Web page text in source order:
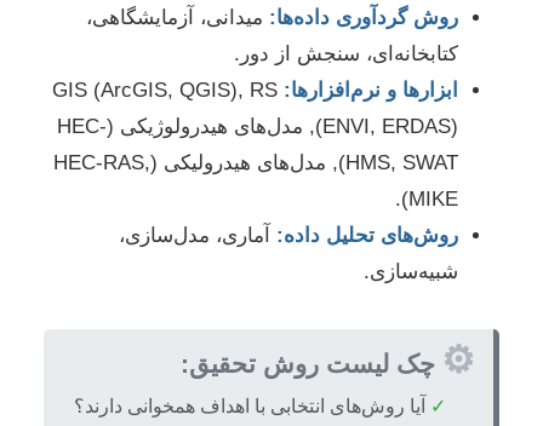
روش گردآوری داده‌ها: میدانی، آزمایشگاهی،
کتابخانه‌ای، سنجش از دور.
ابزارها و نرم‌افزارها: GIS (ArcGIS, QGIS), RS
(ENVI, ERDAS), مدل‌های هیدرولوژیکی (HEC-
HMS, SWAT), مدل‌های هیدرولیکی (HEC-RAS,
MIKE).
روش‌های تحلیل داده: آماری، مدل‌سازی،
شبیه‌سازی.
⚙️ چک لیست روش تحقیق:
✓
آیا روش‌های انتخابی با اهداف همخوانی دارند؟